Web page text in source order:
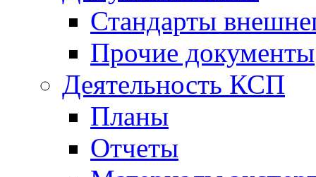
Стандарты
Прочие документы
Деятельность КСП
Планы
Отчеты